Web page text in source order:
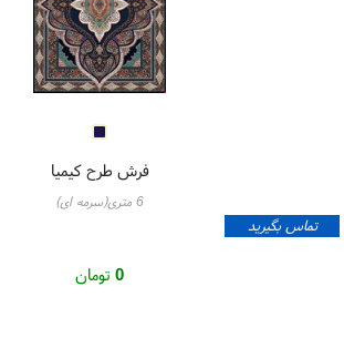
فرش طرح کیمیا
6 متری(سرمه ای)
تماس بگیرید
0تومان